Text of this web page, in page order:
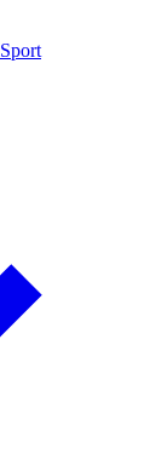
Sport